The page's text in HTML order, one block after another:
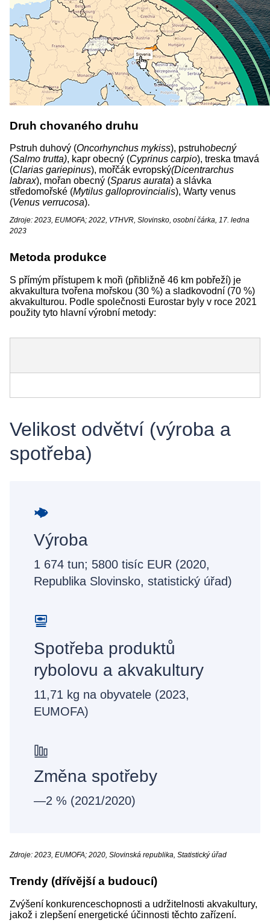
Druh chovaného druhu
Pstruh duhový (Oncorhynchus mykiss), pstruhobecný
(Salmo trutta), kapr obecný (Cyprinus carpio), treska tmavá
(Clarias gariepinus), mořčák evropský(Dicentrarchus
labrax), mořan obecný (Sparus aurata) a slávka
středomořské (Mytilus galloprovincialis), Warty venus
(Venus verrucosa).
Zdroje: 2023, EUMOFA; 2022, VTHVR, Slovinsko, osobní čárka, 17. ledna
2023
Metoda produkce
S přímým přístupem k moři (přibližně 46 km pobřeží) je
akvakultura tvořena mořskou (30 %) a sladkovodní (70 %)
akvakulturou. Podle společnosti Eurostar byly v roce 2021
použity tyto hlavní výrobní metody:
Velikost odvětví (výroba a
spotřeba)
Výroba
1 674 tun; 5800 tisíc EUR (2020,
Republika Slovinsko, statistický úřad)
Spotřeba produktů
rybolovu a akvakultury
11,71 kg na obyvatele (2023,
EUMOFA)
Změna spotřeby
—2 % (2021/2020)
Zdroje: 2023, EUMOFA; 2020, Slovinská republika, Statistický úřad
Trendy (dřívější a budoucí)
Zvýšení konkurenceschopnosti a udržitelnosti akvakultury,
jakož i zlepšení energetické účinnosti těchto zařízení.